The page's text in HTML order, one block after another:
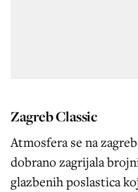
Zagreb Classic
Atmosfera se na
dobrano zagrijala
glazbenih poslastica